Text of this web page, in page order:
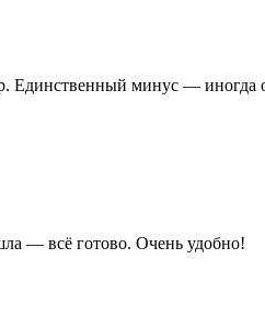
Единственный минус — иногда
— всё готово. Очень удобно!